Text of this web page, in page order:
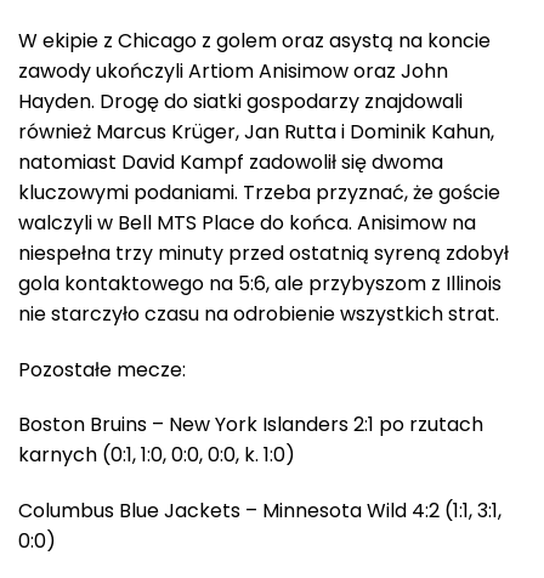
W ekipie z Chicago z golem oraz asystą na koncie
zawody ukończyli Artiom Anisimow oraz John
Hayden. Drogę do siatki gospodarzy znajdowali
również Marcus Krüger, Jan Rutta i Dominik Kahun,
natomiast David Kampf zadowolił się dwoma
kluczowymi podaniami. Trzeba przyznać, że goście
walczyli w Bell MTS Place do końca. Anisimow na
niespełna trzy minuty przed ostatnią syreną zdobył
gola kontaktowego na 5:6, ale przybyszom z Illinois
nie starczyło czasu na odrobienie wszystkich strat.
Pozostałe mecze:
Boston Bruins – New York Islanders 2:1 po rzutach
karnych (0:1, 1:0, 0:0, 0:0, k. 1:0)
Columbus Blue Jackets – Minnesota Wild 4:2 (1:1, 3:1,
0:0)